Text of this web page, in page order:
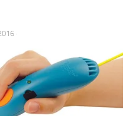
·